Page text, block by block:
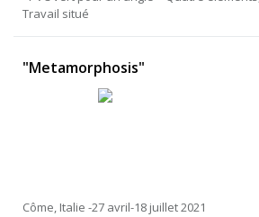
Travail situé
"Metamorphosis"
Côme, Italie -27 avril-18 juillet 2021